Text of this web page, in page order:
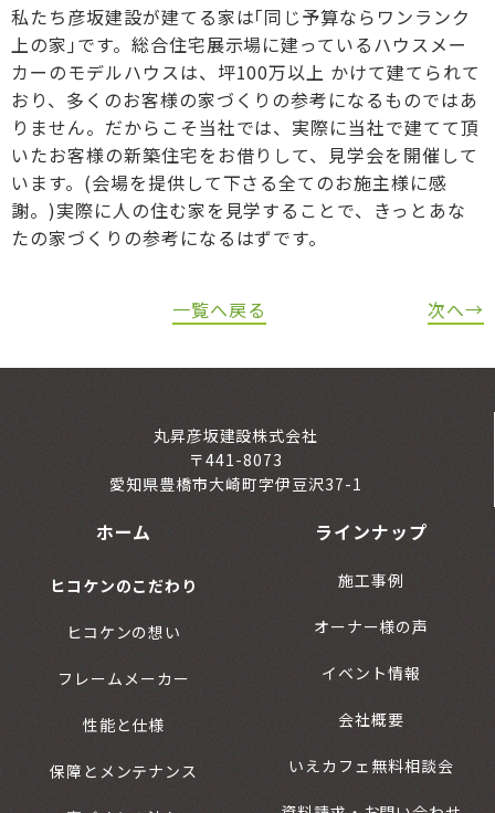
私たち彦坂建設が建てる家は｢同じ予算ならワンランク
上の家｣です。総合住宅展示場に建っているハウスメー
カーのモデルハウスは、坪100万以上 かけて建てられて
おり、多くのお客様の家づくりの参考になるものではあ
りません。だからこそ当社では、実際に当社で建てて頂
いたお客様の新築住宅をお借りして、見学会を開催して
います。(会場を提供して下さる全てのお施主様に感
謝。)実際に人の住む家を見学することで、きっとあな
たの家づくりの参考になるはずです。
一覧へ戻る 次へ→
丸昇彦坂建設株式会社
〒441-8073
愛知県豊橋市大崎町字伊豆沢37-1
ホーム
ヒコケンのこだわり
ヒコケンの想い
フレームメーカー
性能と仕様
保障とメンテナンス
ラインナップ
施工事例
オーナー様の声
イベント情報
会社概要
いえカフェ無料相談会